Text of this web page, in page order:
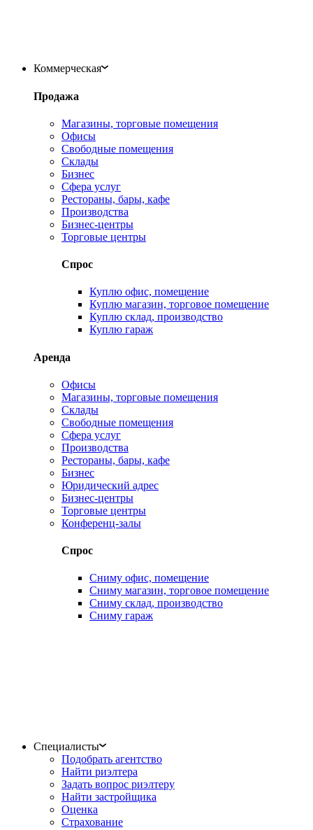
Коммерческая
Продажа
Магазины, торговые помещения
Офисы
Свободные помещения
Склады
Бизнес
Сфера услуг
Рестораны, бары, кафе
Производства
Бизнес-центры
Торговые центры
Спрос
Куплю офис, помещение
Куплю магазин, торговое помещение
Куплю склад, производство
Куплю гараж
Аренда
Офисы
Магазины, торговые помещения
Склады
Свободные помещения
Сфера услуг
Производства
Рестораны, бары, кафе
Бизнес
Юридический адрес
Бизнес-центры
Торговые центры
Конференц-залы
Спрос
Сниму офис, помещение
Сниму магазин, торговое помещение
Сниму склад, производство
Сниму гараж
Специалисты
Подобрать агентство
Найти риэлтера
Задать вопрос риэлтеру
Найти застройщика
Оценка
Страхование